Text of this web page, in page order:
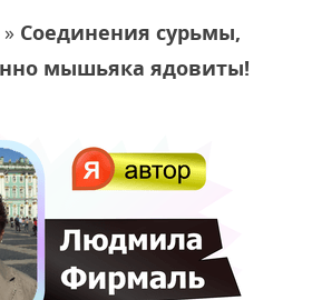
» Соединения сурьмы,
мышьяка ядовиты!